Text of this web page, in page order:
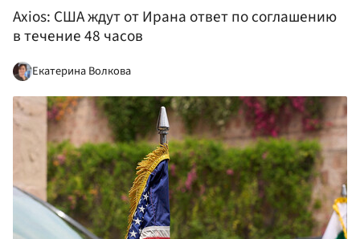
Axios: США ждут от Ирана ответ по соглашению
в течение 48 часов
Екатерина Волкова